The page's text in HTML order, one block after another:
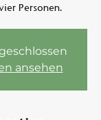
Personen.
ansehen